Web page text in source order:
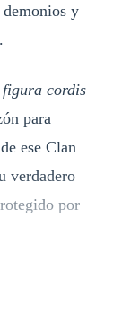
y
cordis
para
ese Clan
verdadero
por